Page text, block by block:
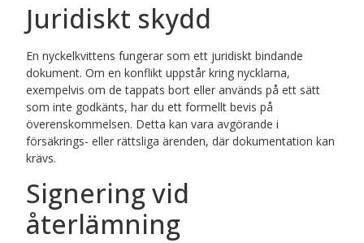
Juridiskt skydd
En nyckelkvittens fungerar som ett juridiskt bindande
dokument. Om en konflikt uppstår kring nycklarna,
exempelvis om de tappats bort eller används på ett sätt
som inte godkänts, har du ett formellt bevis på
överenskommelsen. Detta kan vara avgörande i
försäkrings- eller rättsliga ärenden, där dokumentation kan
krävs.
Signering vid
återlämning